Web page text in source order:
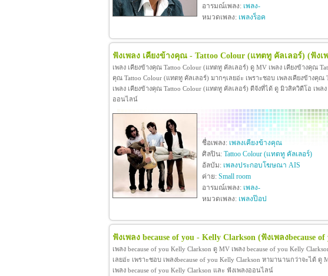
อารมณ์เพลง: เพลง-
หมวดเพลง: เพลงร็อค
ฟังเพลง เคียงข้างคุณ - Tattoo Colour (แทตทู คัลเลอร์) (ฟังเ
เพลง เคียงข้างคุณ Tattoo Colour (แทตทู คัลเลอร์) ดู MV เพลง เคียงข้างคุณ
คุณ Tattoo Colour (แทตทู คัลเลอร์) มากๆเลยอ่ะ เพราะชอบ เพลงเคียงข้างคุ
เพลง เคียงข้างคุณ Tattoo Colour (แทตทู คัลเลอร์) ดีจังที่ได้ ดู มิวสิควิดีโอ เพ
ออนไลน์
ชื่อเพลง: เพลงเคียงข้างคุณ
ศิลปิน: Tattoo Colour (แทตทู คัลเลอร์)
อัลบัม: เพลงประกอบโฆษณา AIS
ค่าย: Small room
อารมณ์เพลง: เพลง-
หมวดเพลง: เพลงป๊อป
ฟังเพลง because of you - Kelly Clarkson (ฟังเพลงbecause of
เพลง because of you Kelly Clarkson ดู MV เพลง because of you Kelly
เลยอ่ะ เพราะชอบ เพลงbecause of you Kelly Clarkson หามานานกว่าจะได้ ดู
เพลง because of you Kelly Clarkson และ ฟังเพลงออนไลน์